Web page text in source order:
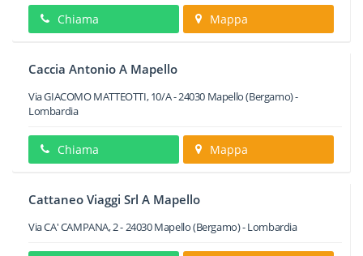
Chiama Mappa
Caccia Antonio A Mapello
Via GIACOMO MATTEOTTI, 10/A-24030 Mapello(Bergamo) -
Lombardia
Chiama Mappa
Cattaneo Viaggi Srl A Mapello
Via CA' CAMPANA, 2-24030Mapello(Bergamo) -Lombardia